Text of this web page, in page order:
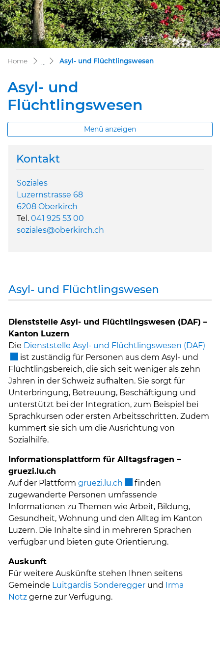
Home Asyl- und Flüchtlingswesen(ausgewählt)
Asyl- und
Flüchtlingswesen
Menü anzeigen
Kontakt
Soziales
Luzernstrasse 68
6208 Oberkirch
Tel. 041 925 53 00
soziales@oberkirch.ch
Asyl- und Flüchtlingswesen
Dienststelle Asyl- und Flüchtlingswesen (DAF) –
Kanton Luzern
Die Dienststelle Asyl- und Flüchtlingswesen (DAF)
ist zuständig für Personen aus dem Asyl- und
Flüchtlingsbereich, die sich seit weniger als zehn
Jahren in der Schweiz aufhalten. Sie sorgt für
Unterbringung, Betreuung, Beschäftigung und
unterstützt bei der Integration, zum Beispiel bei
Sprachkursen oder ersten Arbeitsschritten. Zudem
kümmert sie sich um die Ausrichtung von
Sozialhilfe.
Informationsplattform für Alltagsfragen –
gruezi.lu.ch
Auf der Plattform gruezi.lu.ch Externer Link wird in
finden
zugewanderte Personen umfassende
Informationen zu Themen wie Arbeit, Bildung,
Gesundheit, Wohnung und den Alltag im Kanton
Luzern. Die Inhalte sind in mehreren Sprachen
verfügbar und bieten gute Orientierung.
Auskunft
Für weitere Auskünfte stehen Ihnen seitens
Gemeinde Luitgardis Sonderegger und Irma
Notz gerne zur Verfügung.
Zugehörige Objekte